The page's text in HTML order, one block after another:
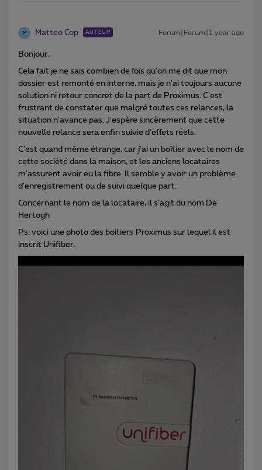
M Matteo Cop AUTEUR Forum|Forum|1 year ago
Bonjour,
Cela fait je ne sais combien de fois qu'on me dit que mon
dossier est remonté en interne, mais je n'ai toujours aucune
solution ni retour concret de la part de Proximus. C'est
frustrant de constater que malgré toutes ces relances, la
situation n'avance pas. J'espère sincèrement que cette
nouvelle relance sera enfin suivie d'effets réels.
C'est quand même étrange, car j'ai un boîtier avec le nom de
cette société dans la maison, et les anciens locataires
m'assurent avoir eu la fibre. Il semble y avoir un problème
d'enregistrement ou de suivi quelque part.
Concernant le nom de la locataire, il s’agit du nom De
Hertogh
Ps: voici une photo des boitiers Proximus sur lequel il est
inscrit Unifiber.